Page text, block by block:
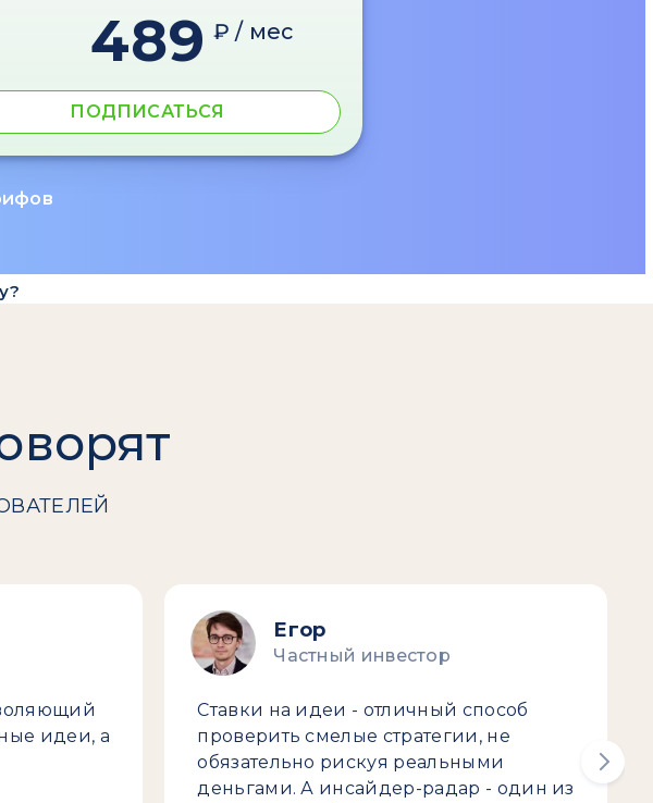
489 ₽ / мес
ПОДПИСАТЬСЯ
идеи, а
Егор
Частный инвестор
Ставки на идеи - отличный способ
проверить смелые стратегии, не
обязательно рискуя реальными
деньгами. А инсайдер-радар - один из